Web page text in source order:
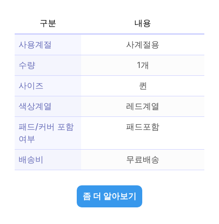
구분 내용
사용계절 사계절용
수량 1개
사이즈 퀸
색상계열 레드계열
패드/커버 포함
여부
패드포함
배송비 무료배송
좀 더 알아보기